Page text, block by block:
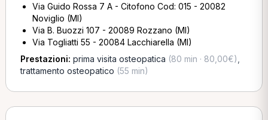
Via Guido Rossa 7 A - Citofono Cod: 015 - 20082
Noviglio (MI)
Via B. Buozzi 107 - 20089 Rozzano (MI)
Via Togliatti 55 - 20084 Lacchiarella (MI)
Prestazioni: prima visita osteopatica (80 min · 80,00€)
trattamento osteopatico (55 min)